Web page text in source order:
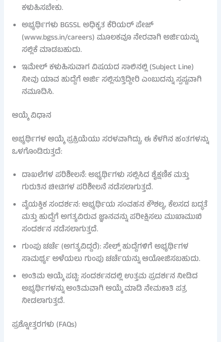
ಕಳುಹಿಸಬೇಕು.
ಅಭ್ಯರ್ಥಿಗಳು BGSSL ಅಧಿಕೃತ ಕೆರಿಯರ್ ಪೇಜ್
(www.bgss.in/careers) ಮೂಲಕವೂ ನೇರವಾಗಿ ಅರ್ಜಿಯನ್ನು
ಸಲ್ಲಿಕೆ ಮಾಡಬಹುದು.
ಇಮೇಲ್ ಕಳುಹಿಸುವಾಗ ವಿಷಯದ ಸಾಲಿನಲ್ಲಿ (Subject Line)
ನೀವು ಯಾವ ಹುದ್ದೆಗೆ ಅರ್ಜಿ ಸಲ್ಲಿಸುತ್ತಿದ್ದೀರಿ ಎಂಬುದನ್ನು ಸ್ಪಷ್ಟವಾಗಿ
ನಮೂದಿಸಿ.
ಆಯ್ಕೆ ವಿಧಾನ
ಅಭ್ಯರ್ಥಿಗಳ ಆಯ್ಕೆ ಪ್ರಕ್ರಿಯೆಯು ಸರಳವಾಗಿದ್ದು, ಈ ಕೆಳಗಿನ ಹಂತಗಳನ್ನು
ಒಳಗೊಂಡಿರುತ್ತದೆ:
ದಾಖಲೆಗಳ ಪರಿಶೀಲನೆ: ಅಭ್ಯರ್ಥಿಗಳು ಸಲ್ಲಿಸಿದ ಶೈಕ್ಷಣಿಕ ಮತ್ತು
ಗುರುತಿನ ಚೀಟಿಗಳ ಪರಿಶೀಲನೆ ನಡೆಸಲಾಗುತ್ತದೆ.
ವೈಯಕ್ತಿಕ ಸಂದರ್ಶನ: ಅಭ್ಯರ್ಥಿಯ ಸಂವಹನ ಕೌಶಲ್ಯ, ಕೆಲಸದ ಬದ್ಧತೆ
ಮತ್ತು ಹುದ್ದೆಗೆ ಅಗತ್ಯವಿರುವ ಜ್ಞಾನವನ್ನು ಪರೀಕ್ಷಿಸಲು ಮುಖಾಮುಖಿ
ಸಂದರ್ಶನ ನಡೆಸಲಾಗುತ್ತದೆ.
ಗುಂಪು ಚರ್ಚೆ (ಅಗತ್ಯವಿದ್ದರೆ): ಸೇಲ್ಸ್ ಹುದ್ದೆಗಳಿಗೆ ಅಭ್ಯರ್ಥಿಗಳ
ಸಾಮರ್ಥ್ಯ ಅಳೆಯಲು ಗುಂಪು ಚರ್ಚೆಯನ್ನು ಆಯೋಜಿಸಬಹುದು.
ಅಂತಿಮ ಆಯ್ಕೆ ಪಟ್ಟಿ: ಸಂದರ್ಶನದಲ್ಲಿ ಉತ್ತಮ ಪ್ರದರ್ಶನ ನೀಡಿದ
ಅಭ್ಯರ್ಥಿಗಳನ್ನು ಅಂತಿಮವಾಗಿ ಆಯ್ಕೆ ಮಾಡಿ ನೇಮಕಾತಿ ಪತ್ರ
ನೀಡಲಾಗುತ್ತದೆ.
ಪ್ರಶ್ನೋತ್ತರಗಳು (FAQs)